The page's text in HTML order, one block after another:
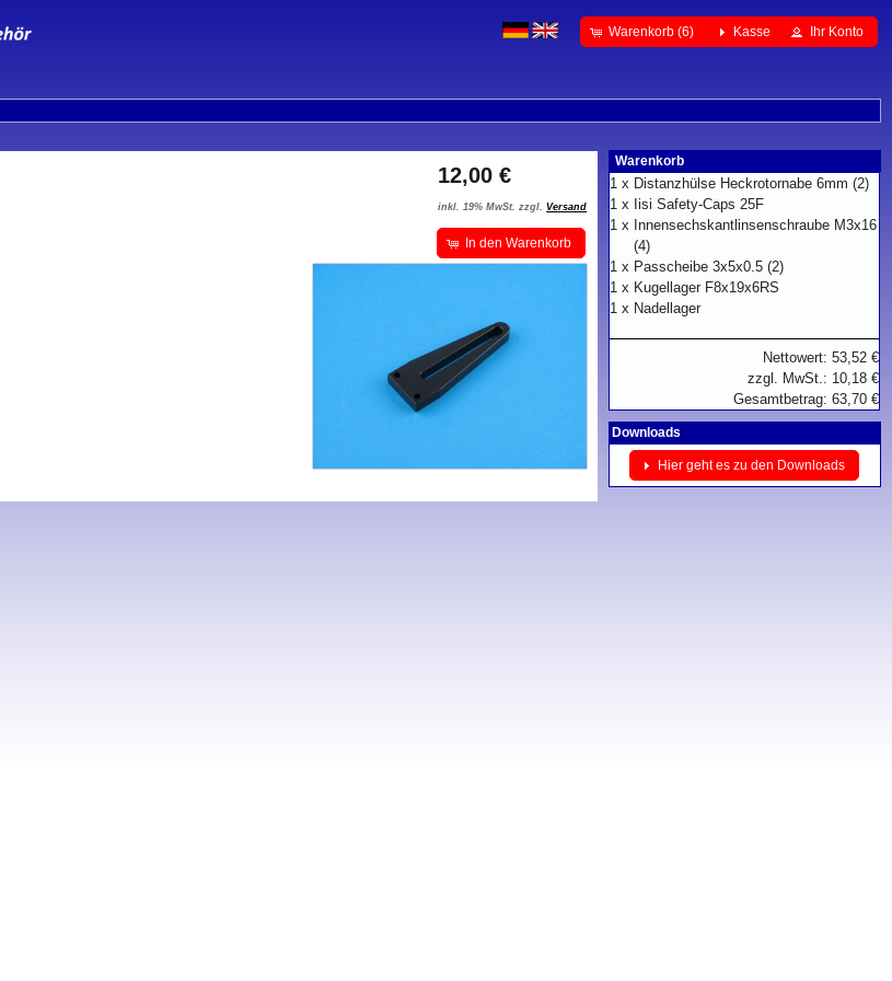
Warenkorb (6) Kasse Ihr Konto
12,00 €
inkl. 19% MwSt. zzgl.Versand
In den Warenkorb
Warenkorb
1 x Distanzhülse Heckrotornabe 6mm (2)
1 x Iisi Safety-Caps 25F
1 x Innensechskantlinsenschraube M3x16
(4)
1 x Passcheibe 3x5x0.5 (2)
1 x Kugellager F8x19x6RS
1 x Nadellager
Nettowert: 53,52 €
zzgl. MwSt.: 10,18 €
Gesamtbetrag: 63,70 €
Downloads
Hier geht es zu den Downloads